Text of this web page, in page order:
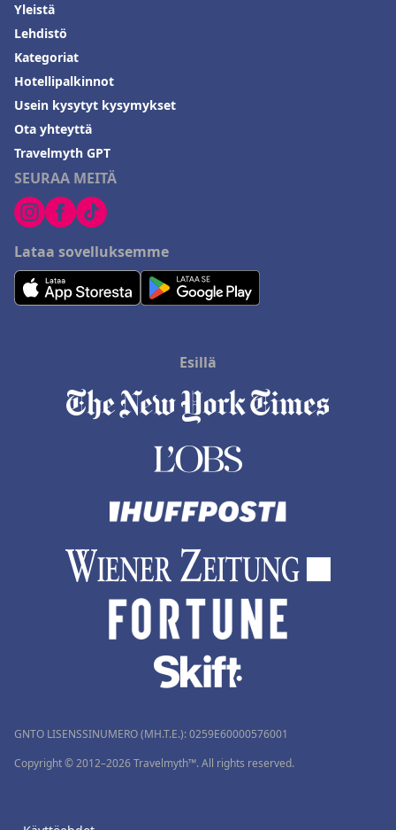
SEURAA MEITÄ
Lataa sovelluksemme
Yleistä
Lehdistö
Kategoriat
Hotellipalkinnot
Usein kysytyt kysymykset
Ota yhteyttä
Travelmyth GPT
Esillä
GNTO LISENSSINUMERO (MH.T.E.): 0259Ε60000576001
Copyright © 2012–2026 Travelmyth™. All rights reserved.